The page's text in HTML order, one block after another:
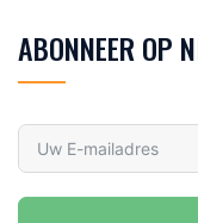
ABONNEER OP